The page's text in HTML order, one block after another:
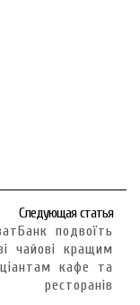
Следующая статья
подвоїть
чайові кращим
кафе та
ресторанів